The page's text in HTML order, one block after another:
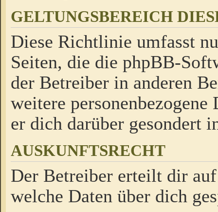
GELTUNGSBEREICH
Diese Richtlinie umfasst
Seiten, die die phpBB-
der Betreiber in anderen
weitere
er dich darüber gesondert
AUSKUNFTSRECHT
Der Betreiber erteilt dir
welche Daten über dich